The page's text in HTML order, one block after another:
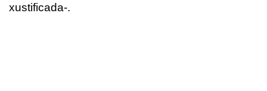
xustificada-.